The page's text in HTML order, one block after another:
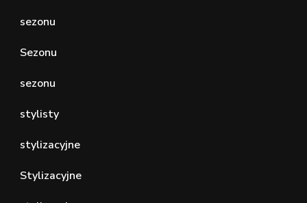
sezonu
Sezonu
sezonu
stylisty
stylizacyjne
Stylizacyjne